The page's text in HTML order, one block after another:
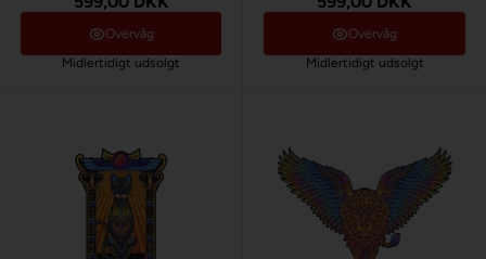
Overvåg
Midlertidigt udsolgt
Overvåg
Midlertidigt udsolgt